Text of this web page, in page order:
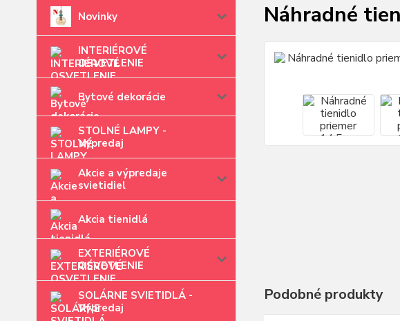
Novinky
INTERIÉROVÉ
OSVETLENIE
Bytové dekorácie
STOLNÉ LAMPY -
Výpredaj
Akcie a výpredaje
svietidiel
Akcia tienidlá
EXTERIÉROVÉ
OSVETLENIE
SOLÁRNE SVIETIDLÁ -
Výpredaj
Náhradné
Podobné produkty